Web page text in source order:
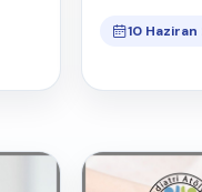
10 Haziran